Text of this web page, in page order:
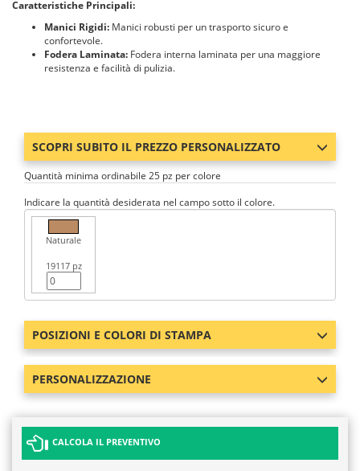
Caratteristiche Principali:
Manici Rigidi: Manici robusti per un trasporto sicuro e
confortevole.
Fodera Laminata: Fodera interna laminata per una maggiore
resistenza e facilità di pulizia.
SCOPRI SUBITO IL PREZZO PERSONALIZZATO
Quantità minima ordinabile 25 pz per colore
Indicare la quantità desiderata nel campo sotto il colore.
Naturale
19117 pz
POSIZIONI E COLORI DI STAMPA
PERSONALIZZAZIONE
CALCOLA IL PREVENTIVO